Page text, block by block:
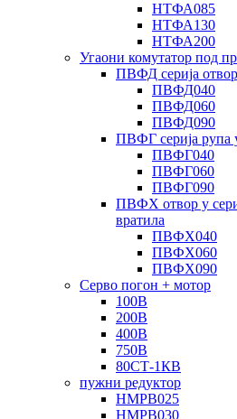
НТФА085
НТФА130
НТФА200
Угаони комутатор под
ПВФД серија
ПВФД040
ПВФД060
ПВФД090
ПВФГ серија рупа
ПВФГ040
ПВФГ060
ПВФГ090
ПВФХ отвор у
вратила
ПВФХ040
ПВФХ060
ПВФХ090
Серво погон + мотор
100В
200В
400В
750В
80СТ-1КВ
пужни редуктор
НМРВ025
НМРВ030